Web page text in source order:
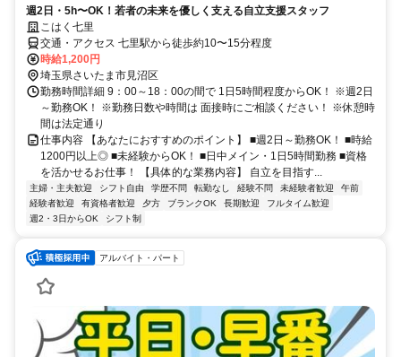
週2日・5h〜OK！若者の未来を優しく支える自立支援スタッフ
こはく七里
交通・アクセス 七里駅から徒歩約10〜15分程度
時給1,200円
埼玉県さいたま市見沼区
勤務時間詳細 9：00～18：00の間で 1日5時間程度からOK！ ※週2日
～勤務OK！ ※勤務日数や時間は 面接時にご相談ください！ ※休憩時
間は法定通り
仕事内容 【あなたにおすすめのポイント】 ■週2日～勤務OK！ ■時給
1200円以上◎ ■未経験からOK！ ■日中メイン・1日5時間勤務 ■資格
を活かせるお仕事！ 【具体的な業務内容】 自立を目指す...
主婦・主夫歓迎 シフト自由 学歴不問 転勤なし 経験不問 未経験者歓迎
午前
経験者歓迎
有資格者歓迎 夕方 ブランクOK 長期歓迎
フルタイム歓迎
週2・3日からOK
シフト制
アルバイト・パート